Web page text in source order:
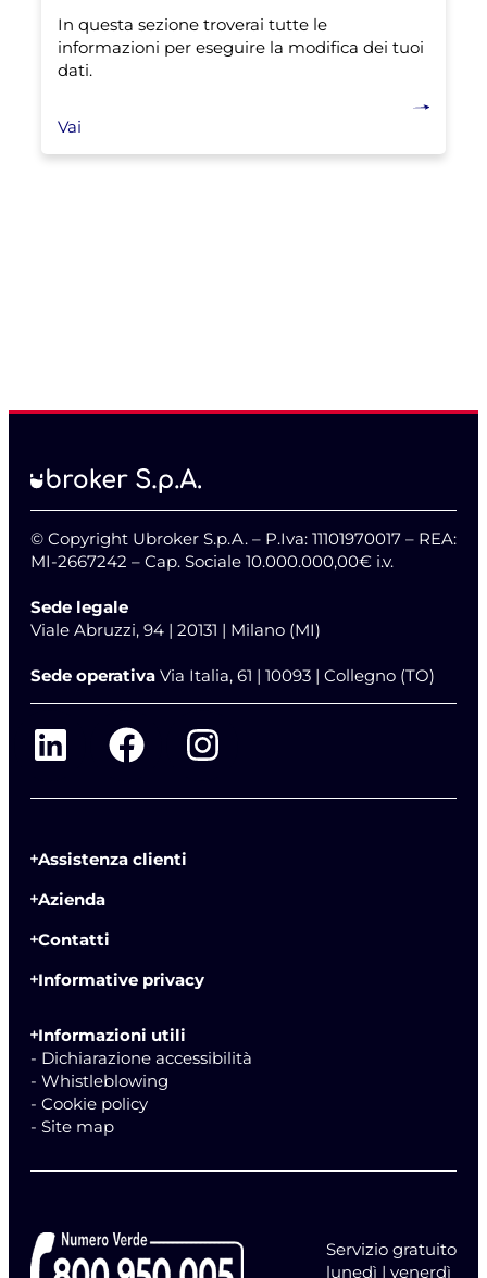
In questa sezione troverai tutte le
informazioni per eseguire la modifica dei tuoi
dati.
Vai
© Copyright Ubroker S.p.A. – P.Iva: 11101970017 – REA:
MI-2667242 – Cap. Sociale 10.000.000,00€ i.v.
Sede legale
Viale Abruzzi, 94 | 20131 | Milano (MI)
Sede operativa Via Italia, 61 | 10093 | Collegno (TO)
Assistenza clienti
Azienda
Contatti
Informative privacy
Informazioni utili
- Dichiarazione accessibilità
- Whistleblowing
- Cookie policy
- Site map
Servizio gratuito
lunedì | venerdì